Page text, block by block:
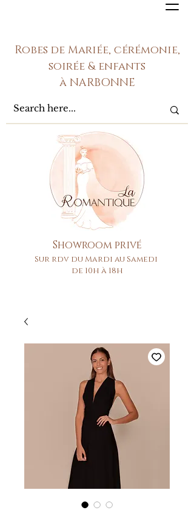
Showroom privé
Sur rdv du Mardi au Samedi
de 10h à 18h
Robes de Mariée, cérémonie,
soirée & enfants
à NARBONNE